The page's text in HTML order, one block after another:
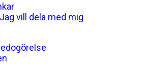
vill dela med mig